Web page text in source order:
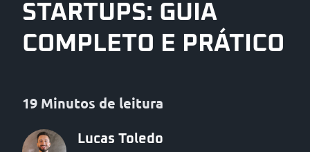
STARTUPS: GUIA
COMPLETO E PRÁTICO
19 Minutos de leitura
Lucas Toledo